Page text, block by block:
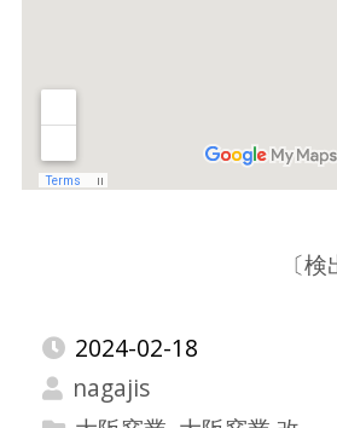
〔
2024-02-18
nagajis